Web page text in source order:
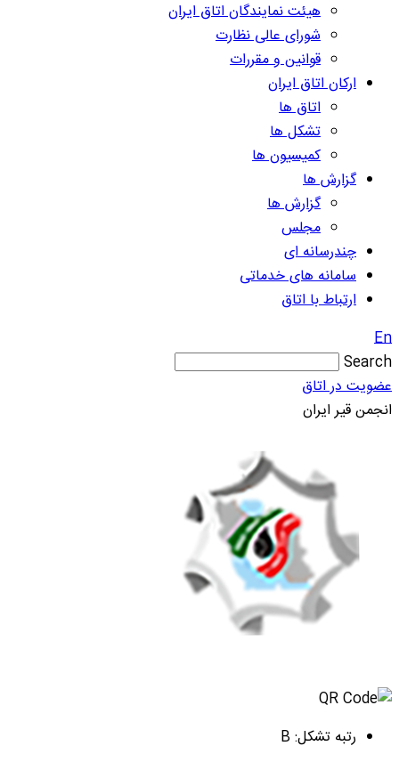
هیئت نمایندگان اتاق ایران
شورای عالی نظارت
قوانین و مقررات
ارکان اتاق ایران
اتاق ها
تشکل ها
کمیسیون ها
گزارش ها
گزارش ها
مجلس
چندرسانه ای
سامانه های خدماتی
ارتباط با اتاق
En
Search
عضویت در اتاق
انجمن قیر ایران
رتبه تشکل: B